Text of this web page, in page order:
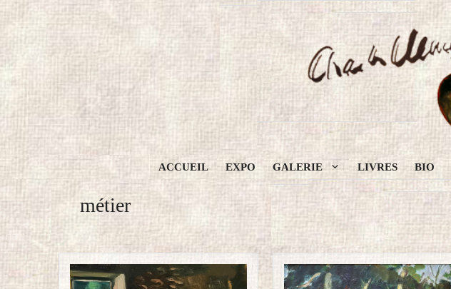
Aller
contenu
ACCUEIL EXPO GALERIE LIVRES BIO
métier